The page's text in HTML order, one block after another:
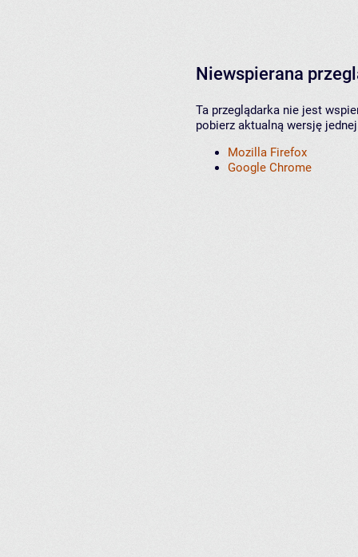
Niewspierana
Ta przeglądarka nie jest
pobierz aktualną wersję
Mozilla Firefox
Google Chrome